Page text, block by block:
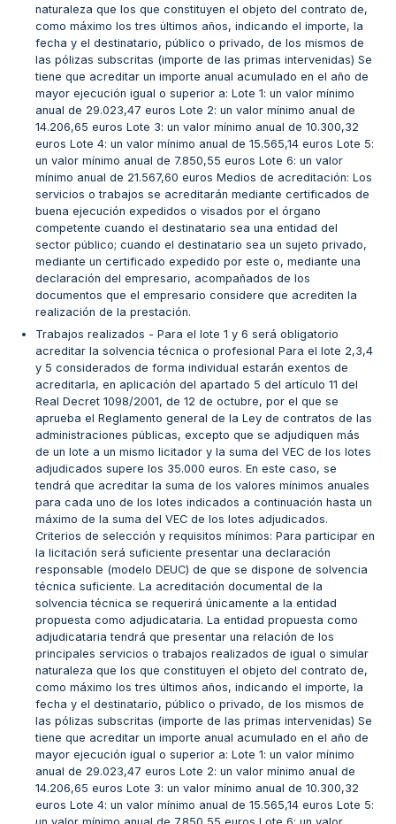
naturaleza que los que constituyen el objeto del contrato de,
como máximo los tres últimos años, indicando el importe, la
fecha y el destinatario, público o privado, de los mismos de
las pólizas subscritas (importe de las primas intervenidas) Se
tiene que acreditar un importe anual acumulado en el año de
mayor ejecución igual o superior a: Lote 1: un valor mínimo
anual de 29.023,47 euros Lote 2: un valor mínimo anual de
14.206,65 euros Lote 3: un valor mínimo anual de 10.300,32
euros Lote 4: un valor mínimo anual de 15.565,14 euros Lote 5:
un valor mínimo anual de 7.850,55 euros Lote 6: un valor
mínimo anual de 21.567,60 euros Medios de acreditación: Los
servicios o trabajos se acreditarán mediante certificados de
buena ejecución expedidos o visados por el órgano
competente cuando el destinatario sea una entidad del
sector público; cuando el destinatario sea un sujeto privado,
mediante un certificado expedido por este o, mediante una
declaración del empresario, acompañados de los
documentos que el empresario considere que acrediten la
realización de la prestación.
Trabajos realizados - Para el lote 1 y 6 será obligatorio
acreditar la solvencia técnica o profesional Para el lote 2,3,4
y 5 considerados de forma individual estarán exentos de
acreditarla, en aplicación del apartado 5 del artículo 11 del
Real Decret 1098/2001, de 12 de octubre, por el que se
aprueba el Reglamento general de la Ley de contratos de las
administraciones públicas, excepto que se adjudiquen más
de un lote a un mismo licitador y la suma del VEC de los lotes
adjudicados supere los 35.000 euros. En este caso, se
tendrá que acreditar la suma de los valores mínimos anuales
para cada uno de los lotes indicados a continuación hasta un
máximo de la suma del VEC de los lotes adjudicados.
Criterios de selección y requisitos mínimos: Para participar en
la licitación será suficiente presentar una declaración
responsable (modelo DEUC) de que se dispone de solvencia
técnica suficiente. La acreditación documental de la
solvencia técnica se requerirá únicamente a la entidad
propuesta como adjudicataria. La entidad propuesta como
adjudicataria tendrá que presentar una relación de los
principales servicios o trabajos realizados de igual o simular
naturaleza que los que constituyen el objeto del contrato de,
como máximo los tres últimos años, indicando el importe, la
fecha y el destinatario, público o privado, de los mismos de
las pólizas subscritas (importe de las primas intervenidas) Se
tiene que acreditar un importe anual acumulado en el año de
mayor ejecución igual o superior a: Lote 1: un valor mínimo
anual de 29.023,47 euros Lote 2: un valor mínimo anual de
14.206,65 euros Lote 3: un valor mínimo anual de 10.300,32
euros Lote 4: un valor mínimo anual de 15.565,14 euros Lote 5: